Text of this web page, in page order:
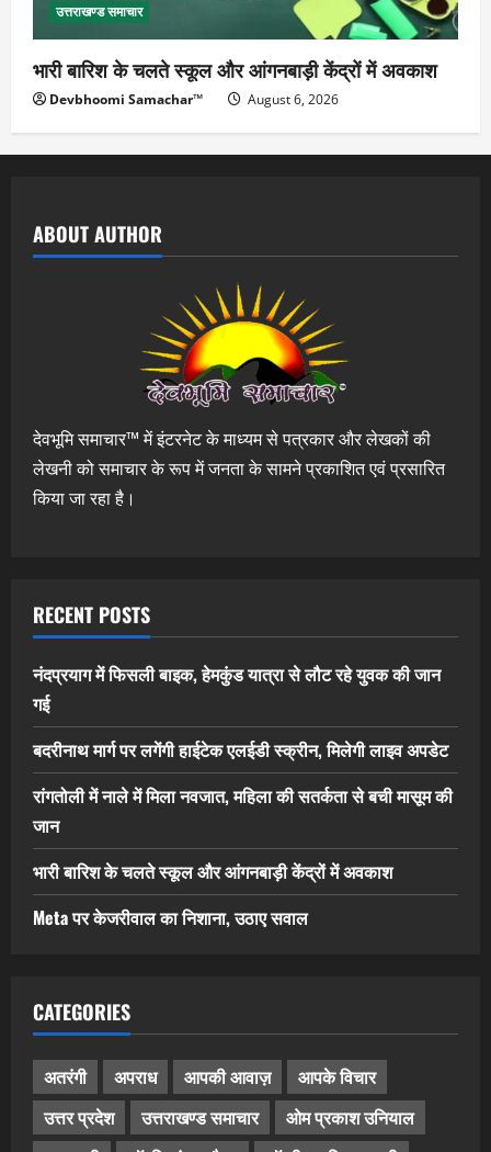
उत्तराखण्ड समाचार
भारी बारिश के चलते स्कूल और आंगनबाड़ी केंद्रों में अवकाश
Devbhoomi Samachar™ August 6, 2026
ABOUT AUTHOR
देवभूमि समाचार™ में इंटरनेट के माध्यम से पत्रकार और लेखकों की
लेखनी को समाचार के रूप में जनता के सामने प्रकाशित एवं प्रसारित
किया जा रहा है।
RECENT POSTS
नंदप्रयाग में फिसली बाइक, हेमकुंड यात्रा से लौट रहे युवक की जान
गई
बदरीनाथ मार्ग पर लगेंगी हाईटेक एलईडी स्क्रीन, मिलेगी लाइव अपडेट
रांगतोली में नाले में मिला नवजात, महिला की सतर्कता से बची मासूम की
जान
भारी बारिश के चलते स्कूल और आंगनबाड़ी केंद्रों में अवकाश
Meta पर केजरीवाल का निशाना, उठाए सवाल
CATEGORIES
अतरंगी अपराध आपकी आवाज़
आपके विचार
उत्तर प्रदेश
उत्तराखण्ड समाचार
ओम प्रकाश उनियाल